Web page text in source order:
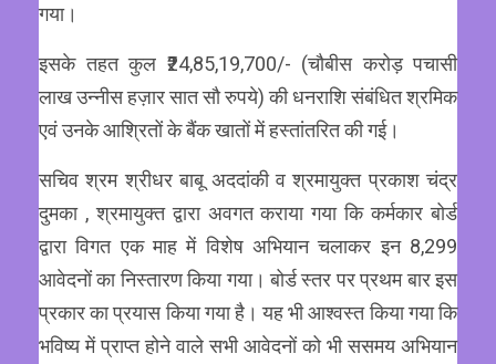
गया।
इसके तहत कुल ₹24,85,19,700/- (चौबीस करोड़ पचासी
लाख उन्नीस हज़ार सात सौ रुपये) की धनराशि संबंधित श्रमिक
एवं उनके आश्रितों के बैंक खातों में हस्तांतरित की गई।
सचिव श्रम श्रीधर बाबू अददांकी व श्रमायुक्त प्रकाश चंद्र
दुमका , श्रमायुक्त द्वारा अवगत कराया गया कि कर्मकार बोर्ड
द्वारा विगत एक माह में विशेष अभियान चलाकर इन 8,299
आवेदनों का निस्तारण किया गया। बोर्ड स्तर पर प्रथम बार इस
प्रकार का प्रयास किया गया है। यह भी आश्वस्त किया गया कि
भविष्य में प्राप्त होने वाले सभी आवेदनों को भी ससमय अभियान